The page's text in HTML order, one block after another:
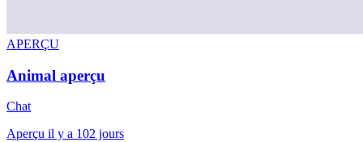
APERÇU
Animal aperçu
Chat
Aperçu il y a 102 jours